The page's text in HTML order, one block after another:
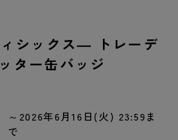
シックス― トレーデ
ター缶バッジ
～2026年6月16日(火) 23:59ま
で